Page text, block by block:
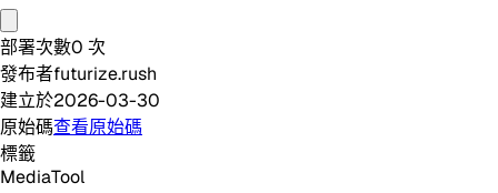
部署次數0 次
發布者futurize.rush
建立於2026-03-30
原始碼查看原始碼
標籤
MediaTool